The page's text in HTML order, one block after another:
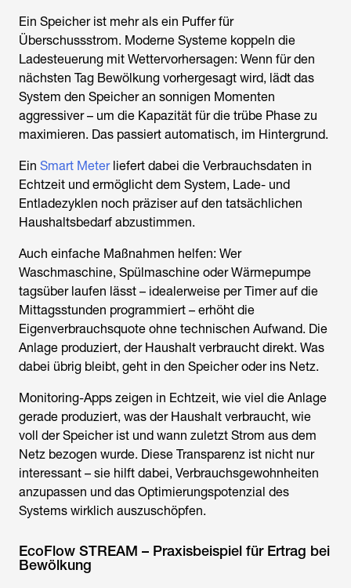
Ein Speicher ist mehr als ein Puffer für
Überschussstrom. Moderne Systeme koppeln die
Ladesteuerung mit Wettervorhersagen: Wenn für den
nächsten Tag Bewölkung vorhergesagt wird, lädt das
System den Speicher an sonnigen Momenten
aggressiver – um die Kapazität für die trübe Phase zu
maximieren. Das passiert automatisch, im Hintergrund.
Ein Smart Meterliefert dabei die Verbrauchsdaten in
Echtzeit und ermöglicht dem System, Lade- und
Entladezyklen noch präziser auf den tatsächlichen
Haushaltsbedarf abzustimmen.
Auch einfache Maßnahmen helfen: Wer
Waschmaschine, Spülmaschine oder Wärmepumpe
tagsüber laufen lässt – idealerweise per Timer auf die
Mittagsstunden programmiert – erhöht die
Eigenverbrauchsquote ohne technischen Aufwand. Die
Anlage produziert, der Haushalt verbraucht direkt. Was
dabei übrig bleibt, geht in den Speicher oder ins Netz.
Monitoring-Apps zeigen in Echtzeit, wie viel die Anlage
gerade produziert, was der Haushalt verbraucht, wie
voll der Speicher ist und wann zuletzt Strom aus dem
Netz bezogen wurde. Diese Transparenz ist nicht nur
interessant – sie hilft dabei, Verbrauchsgewohnheiten
anzupassen und das Optimierungspotenzial des
Systems wirklich auszuschöpfen.
EcoFlow STREAM – Praxisbeispiel für Ertrag bei
Bewölkung